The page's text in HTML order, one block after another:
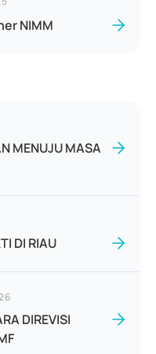
NIMM
MENUJU MASA
DI RIAU
DIREVISI